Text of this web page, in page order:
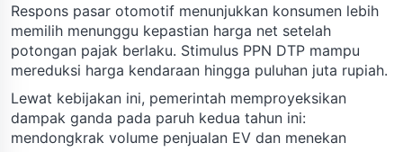
Respons pasar otomotif menunjukkan konsumen lebih
memilih menunggu kepastian harga net setelah
potongan pajak berlaku. Stimulus PPN DTP mampu
mereduksi harga kendaraan hingga puluhan juta rupiah.
Lewat kebijakan ini, pemerintah memproyeksikan
dampak ganda pada paruh kedua tahun ini:
mendongkrak volume penjualan EV dan menekan